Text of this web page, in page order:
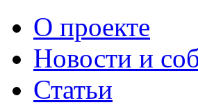
О проекте
Новости и
Статьи